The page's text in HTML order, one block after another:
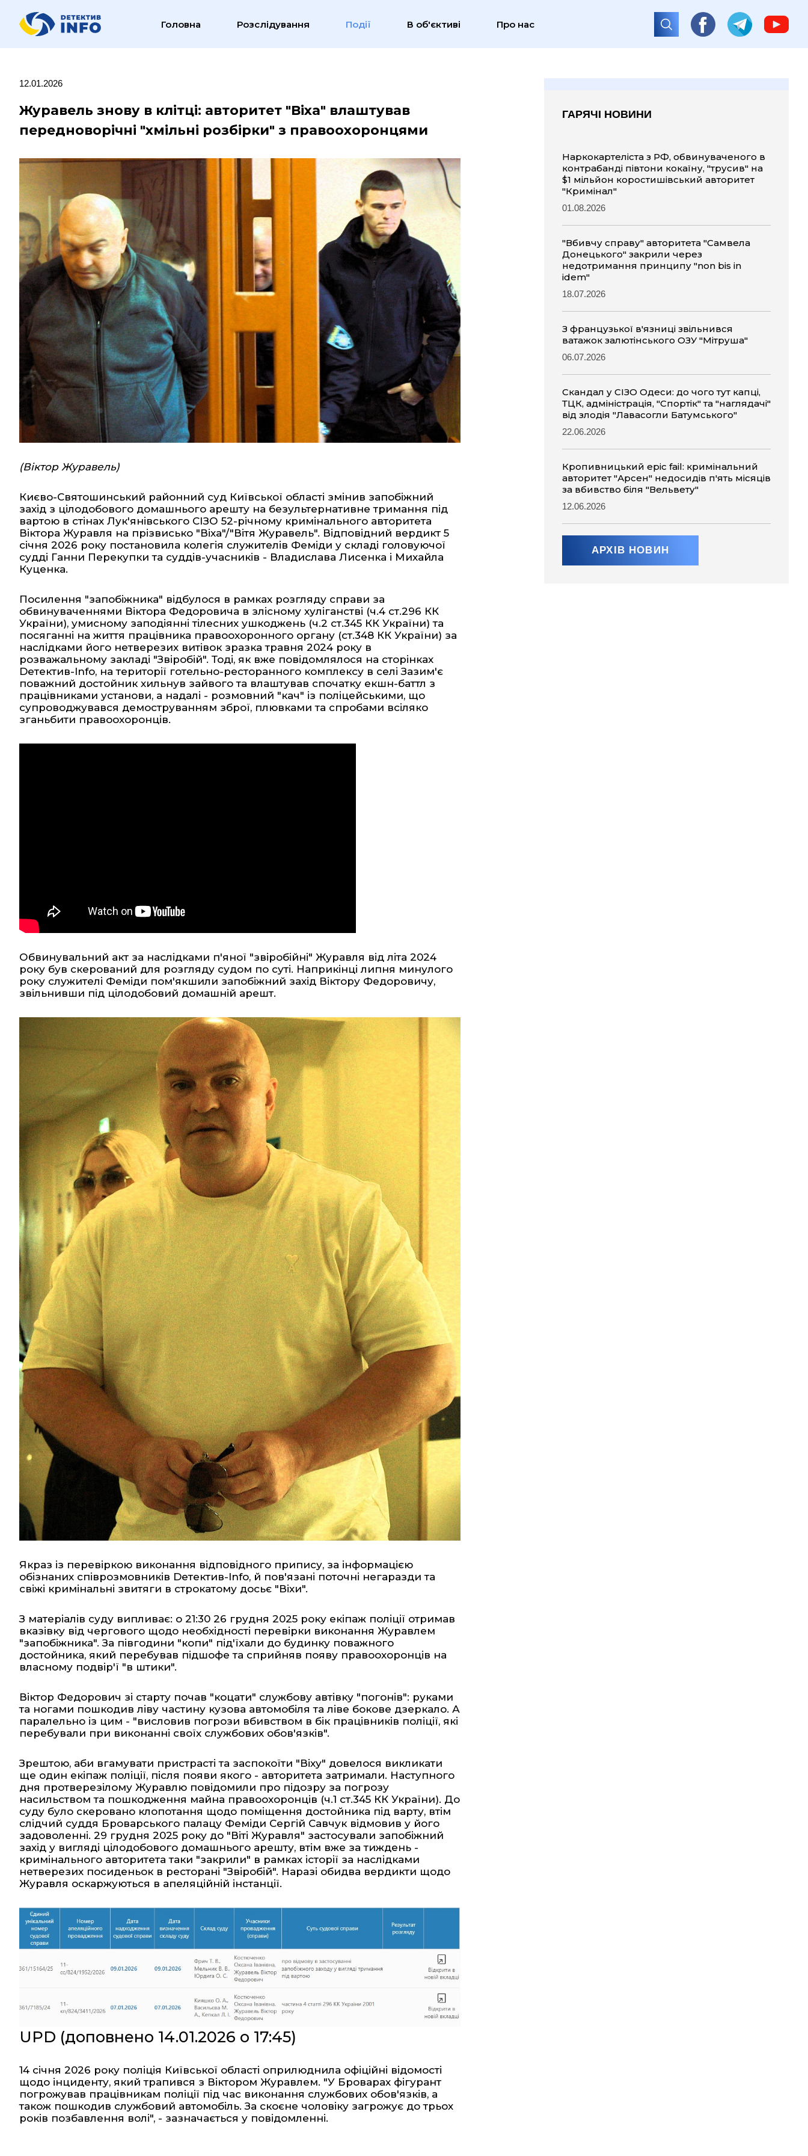
Головна Розслідування Події В об'єктиві Про нас
12.01.2026
Журавель знову в клітці: авторитет "Віха" влаштував
передноворічні "хмільні розбірки" з правоохоронцями
(Віктор Журавель)
Києво-Святошинський районний суд Київської області змінив запобіжний
захід з цілодобового домашнього арешту на безультернативне тримання під
вартою в стінах Лук'янівського СІЗО 52-річному кримінального авторитета
Віктора Журавля на прізвисько "Віха"/"Вітя Журавель". Відповідний вердикт 5
січня 2026 року постановила колегія служителів Феміди у складі головуючої
судді Ганни Перекупки та суддів-учасників - Владислава Лисенка і Михайла
Куценка.
Посилення "запобіжника" відбулося в рамках розгляду справи за
обвинуваченнями Віктора Федоровича в злісному хуліганстві (ч.4 ст.296 КК
України), умисному заподіянні тілесних ушкоджень (ч.2 ст.345 КК України) та
посяганні на життя працівника правоохоронного органу (ст.348 КК України) за
наслідками його нетверезих витівок зразка травня 2024 року в
розважальному закладі "Звіробій". Тоді, як вже повідомлялося на сторінках
Dетектив-Info, на території готельно-ресторанного комплексу в селі Зазим'є
поважний достойник хильнув зайвого та влаштував спочатку екшн-баттл з
працівниками установи, а надалі - розмовний "кач" із поліцейськими, що
супроводжувався демоструванням зброї, плювками та спробами всіляко
зганьбити правоохоронців.
Обвинувальний акт за наслідками п'яної "звіробійні" Журавля від літа 2024
року був скерований для розгляду судом по суті. Наприкінці липня минулого
року служителі Феміди пом'якшили запобіжний захід Віктору Федоровичу,
звільнивши під цілодобовий домашній арешт.
Якраз із перевіркою виконання відповідного припису, за інформацією
обізнаних співрозмовників Dетектив-Info, й пов'язані поточні негаразди та
свіжі кримінальні звитяги в строкатому досьє "Віхи".
З матеріалів суду випливає: о 21:30 26 грудня 2025 року екіпаж поліції отримав
вказівку від чергового щодо необхідності перевірки виконання Журавлем
"запобіжника". За півгодини "копи" під'їхали до будинку поважного
достойника, який перебував підшофе та сприйняв появу правоохоронців на
власному подвір'ї "в штики".
Віктор Федорович зі старту почав "коцати" службову автівку "погонів": руками
та ногами пошкодив ліву частину кузова автомобіля та ліве бокове дзеркало. А
паралельно із цим - "висловив погрози вбивством в бік працівників поліції, які
перебували при виконанні своїх службових обов'язків".
Зрештою, аби вгамувати пристрасті та заспокоїти "Віху" довелося викликати
ще один екіпаж поліції, після появи якого - авторитета затримали. Наступного
дня протверезілому Журавлю повідомили про підозру за погрозу
насильством та пошкодження майна правоохоронців (ч.1 ст.345 КК України). До
суду було скеровано клопотання щодо поміщення достойника під варту, втім
слідчий суддя Броварського палацу Феміди Сергій Савчук відмовив у його
задоволенні. 29 грудня 2025 року до "Віті Журавля" застосували запобіжний
захід у вигляді цілодобового домашнього арешту, втім вже за тиждень -
кримінального авторитета таки "закрили" в рамках історії за наслідками
нетверезих посиденьок в ресторані "Звіробій". Наразі обидва вердикти щодо
Журавля оскаржуються в апеляційній інстанції.
UPD (доповнено 14.01.2026 о 17:45)
14 січня 2026 року поліція Київської області оприлюднила офіційні відомості
щодо інциденту, який трапився з Віктором Журавлем. "У Броварах фігурант
погрожував працівникам поліції під час виконання службових обов'язків, а
також пошкодив службовий автомобіль. За скоєне чоловіку загрожує до трьох
років позбавлення волі", - зазначається у повідомленні.
ГАРЯЧІ НОВИНИ
Наркокартеліста з РФ, обвинуваченого в
контрабанді півтони кокаїну, "трусив" на
$1 мільйон коростишівський авторитет
"Кримінал"
01.08.2026
"Вбивчу справу" авторитета "Самвела
Донецького" закрили через
недотримання принципу "non bis in
idem"
18.07.2026
З французької в'язниці звільнився
ватажок залютінського ОЗУ "Мітруша"
06.07.2026
Скандал у СІЗО Одеси: до чого тут капці,
ТЦК, адміністрація, "Спортік" та "наглядачі"
від злодія "Лавасогли Батумського"
22.06.2026
Кропивницький epic fail: кримінальний
авторитет "Арсен" недосидів п'ять місяців
за вбивство біля "Вельвету"
12.06.2026
АРХІВ НОВИН